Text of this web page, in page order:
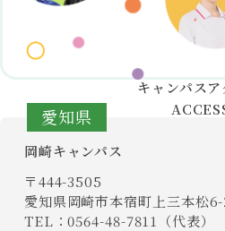
【岡崎キャンパス】◇8/10(日) 心
【岡崎キャンパス】◇7/19(土) 心
催！
2025/04/07
4/2(水)～4/4(金) 令和7年度 入学
2025/03/19
令和6年度学位授与式を挙行しまし
キャンパス
岡崎キャンパス
〒444-3505
愛知県岡崎市本宿町 上三本松
TEL：0564-48-7811（代表）